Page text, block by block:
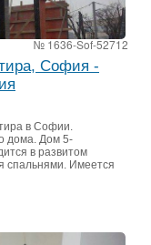
№ 1636-Sof-52712
София -
в Софии.
дома. Дом 5-
в развитом
спальнями. Имеется